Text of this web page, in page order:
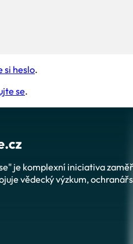
si heslo.
se.
je komplexní iniciativa
vědecký výzkum,